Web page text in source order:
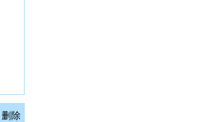
删除